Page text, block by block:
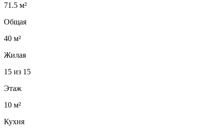
71.5 м²
Общая
40 м²
Жилая
15 из 15
Этаж
10 м²
Кухня